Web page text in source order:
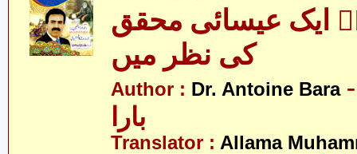
ایک عیسائی محقق
کی نظر میں
Author : Dr. Antoine Baraاینٹین
بارا
Translator : Allama